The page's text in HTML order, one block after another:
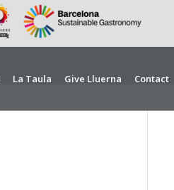
La Taula Give Lluerna Contact